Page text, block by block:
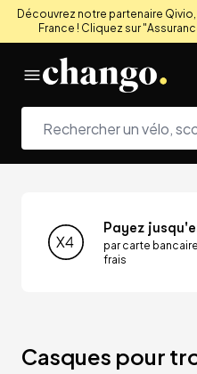
Découvrez notre partenaire
France ! Cliquez sur
Payez
par carte
frais
Casques pour